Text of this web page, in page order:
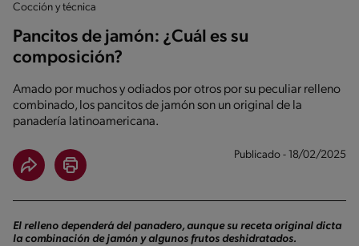
Cocción y técnica
Pancitos de jamón: ¿Cuál es su
composición?
Amado por muchos y odiados por otros por su peculiar relleno
combinado, los pancitos de jamón son un original de la
panadería latinoamericana.
Publicado - 18/02/2025
El relleno dependerá del panadero, aunque su receta original dicta
la combinación de jamón y algunos frutos deshidratados.